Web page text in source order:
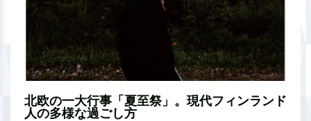
北欧の一大行事「夏至祭」。現代フィンランド
人の多様な過ごし方